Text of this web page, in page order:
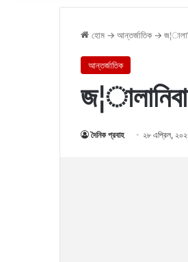
হোম → আন্তর্জাতিক →
আন্তর্জাতিক
দৈনিক প্রবাহ ২৮ এপ্রিল,